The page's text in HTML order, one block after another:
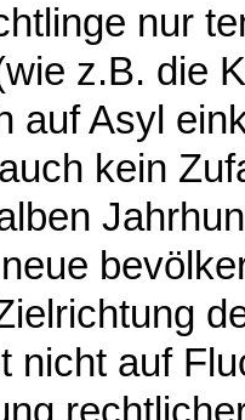
nur
z.B. die
auf Asyl
kein
nicht auf